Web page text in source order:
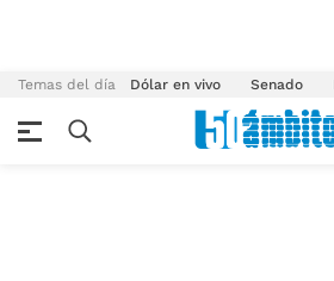
Temas del día Dólar en vivo Senado